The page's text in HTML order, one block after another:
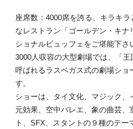
座席数：4000席を誇る、キラキ
なレストラン「ゴールデン・キナ
ショナルビュッフェをご堪能下さ
3000人収容の大型劇場では、「王
呼ばれるラスベガス式の劇場ショ
す。
ショーは、タイ文化、マジック、
元効果、空中バレエ、象の曲芸、
ト、SFX、スタントの９種のテー